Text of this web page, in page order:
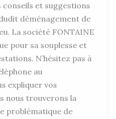
et suggestions
déménagement de
La société FONTAINE
pour sa souplesse et
N’hésitez pas à
au
expliquer vos
nous trouverons la
problématique de